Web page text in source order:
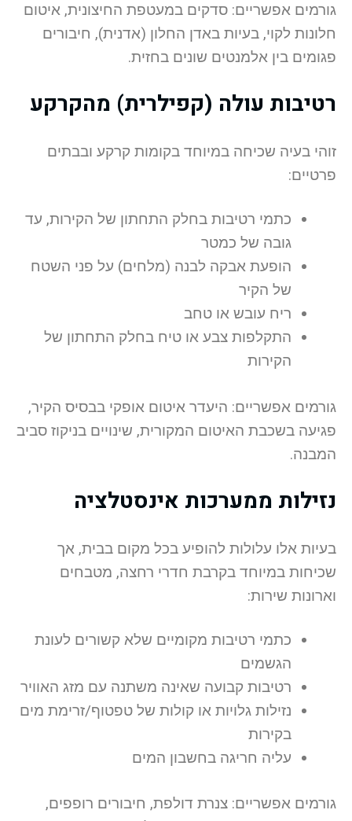
גורמים אפשריים: סדקים במעטפת החיצונית, איטום
חלונות לקוי, בעיות באדן החלון (אדנית), חיבורים
פגומים בין אלמנטים שונים בחזית.
רטיבות עולה (קפילרית) מהקרקע
זוהי בעיה שכיחה במיוחד בקומות קרקע ובבתים
פרטיים:
כתמי רטיבות בחלק התחתון של הקירות, עד
גובה של כמטר
הופעת אבקה לבנה (מלחים) על פני השטח
של הקיר
ריח עובש או טחב
התקלפות צבע או טיח בחלק התחתון של
הקירות
גורמים אפשריים: היעדר איטום אופקי בבסיס הקיר,
פגיעה בשכבת האיטום המקורית, שינויים בניקוז סביב
המבנה.
נזילות ממערכות אינסטלציה
בעיות אלו עלולות להופיע בכל מקום בבית, אך
שכיחות במיוחד בקרבת חדרי רחצה, מטבחים
וארונות שירות:
כתמי רטיבות מקומיים שלא קשורים לעונת
הגשמים
רטיבות קבועה שאינה משתנה עם מזג האוויר
נזילות גלויות או קולות של טפטוף/זרימת מים
בקירות
עליה חריגה בחשבון המים
גורמים אפשריים: צנרת דולפת, חיבורים רופפים,